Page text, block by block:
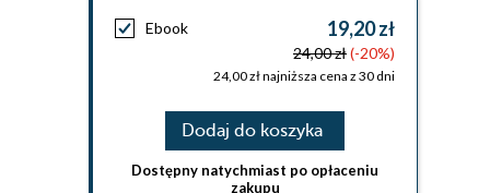
Ebook 19,20 zł
24,00 zł(-20%)
24,00 zł najniższa cena z 30 dni
Dodaj do koszyka
Dostępny natychmiast po opłaceniu
zakupu